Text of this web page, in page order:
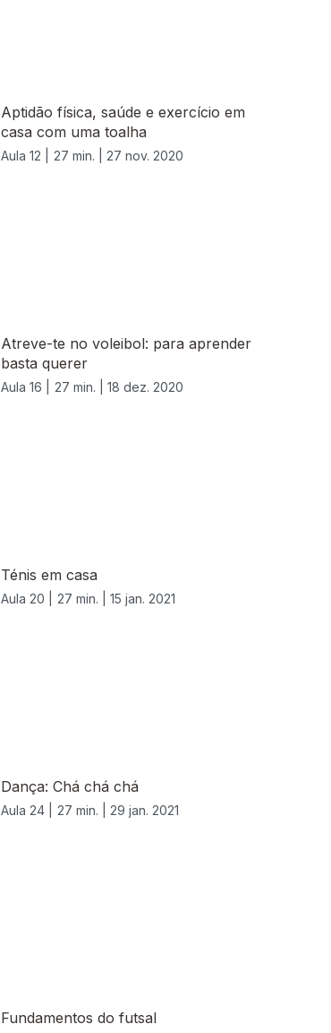
Aptidão física, saúde e exercício em
casa com uma toalha
Aula 12 | 27 min. | 27 nov. 2020
Atreve-te no voleibol: para aprender
basta querer
Aula 16 | 27 min. | 18 dez. 2020
Ténis em casa
Aula 20 | 27 min. | 15 jan. 2021
Dança: Chá chá chá
Aula 24 | 27 min. | 29 jan. 2021
Fundamentos do futsal